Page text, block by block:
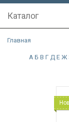
Каталог
Главная
А Б В Г Д Е Ж